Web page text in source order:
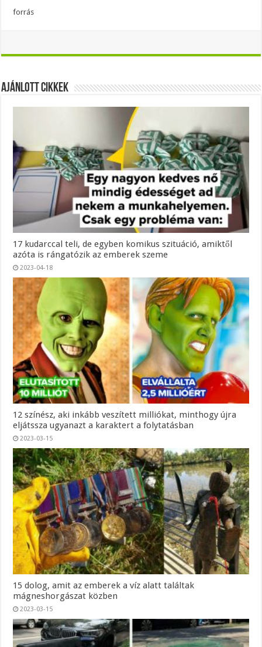
forrás
Ajánlott Cikkek
17 kudarccal teli, de egyben komikus szituáció, amiktől
azóta is rángatózik az emberek szeme
2023-04-18
12 színész, aki inkább veszített milliókat, minthogy újra
eljátssza ugyanazt a karaktert a folytatásban
2023-03-15
15 dolog, amit az emberek a víz alatt találtak
mágneshorgászat közben
2023-03-15